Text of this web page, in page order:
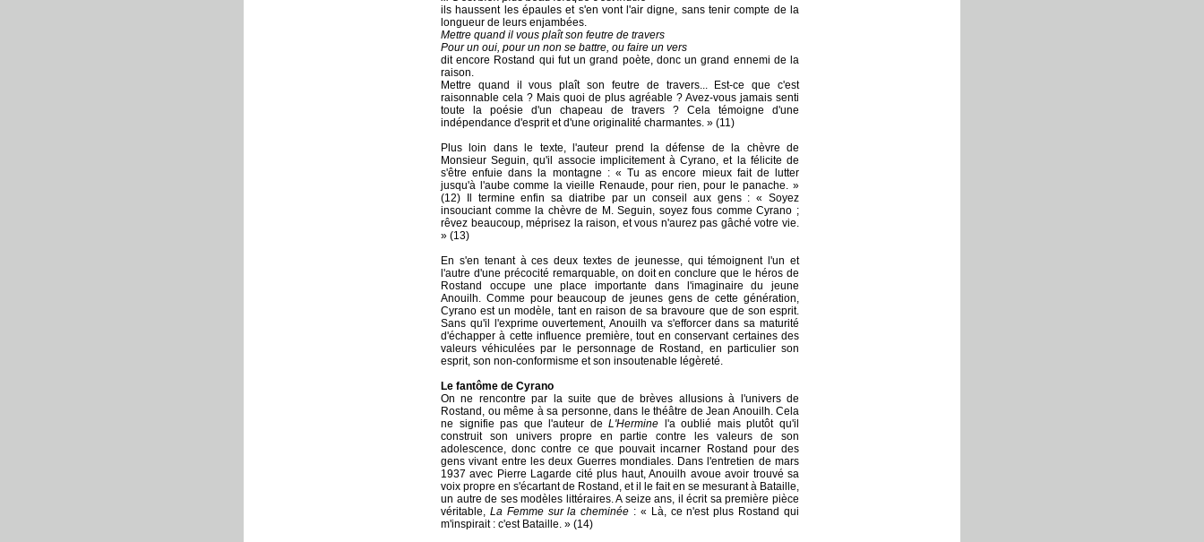
ils haussent les épaules et s'en vont l'air digne, sans tenir compte de la
longueur de leurs enjambées.
Mettre quand il vous plaît son feutre de travers
Pour un oui, pour un non se battre, ou faire un vers
dit encore Rostand qui fut un grand poète, donc un grand ennemi de la
raison.
Mettre quand il vous plaît son feutre de travers... Est-ce que c'est
raisonnable cela ? Mais quoi de plus agréable ? Avez-vous jamais senti
toute la poésie d'un chapeau de travers ? Cela témoigne d'une
indépendance d'esprit et d'une originalité charmantes. » (11)
Plus loin dans le texte, l'auteur prend la défense de la chèvre de
Monsieur Seguin, qu'il associe implicitement à Cyrano, et la félicite de
s'être enfuie dans la montagne : « Tu as encore mieux fait de lutter
jusqu'à l'aube comme la vieille Renaude, pour rien, pour le panache. »
(12) Il termine enfin sa diatribe par un conseil aux gens : « Soyez
insouciant comme la chèvre de M. Seguin, soyez fous comme Cyrano ;
rêvez beaucoup, méprisez la raison, et vous n'aurez pas gâché votre vie.
» (13)
En s'en tenant à ces deux textes de jeunesse, qui témoignent l'un et
l'autre d'une précocité remarquable, on doit en conclure que le héros de
Rostand occupe une place importante dans l'imaginaire du jeune
Anouilh. Comme pour beaucoup de jeunes gens de cette génération,
Cyrano est un modèle, tant en raison de sa bravoure que de son esprit.
Sans qu'il l'exprime ouvertement, Anouilh va s'efforcer dans sa maturité
d'échapper à cette influence première, tout en conservant certaines des
valeurs véhiculées par le personnage de Rostand, en particulier son
esprit, son non-conformisme et son insoutenable légèreté.
Le fantôme de Cyrano
On ne rencontre par la suite que de brèves allusions à l'univers de
Rostand, ou même à sa personne, dans le théâtre de Jean Anouilh. Cela
ne signifie pas que l'auteur deL'Hermine l'a oublié mais plutôt qu'il
construit son univers propre en partie contre les valeurs de son
adolescence, donc contre ce que pouvait incarner Rostand pour des
gens vivant entre les deux Guerres mondiales. Dans l'entretien de mars
1937 avec Pierre Lagarde cité plus haut, Anouilh avoue avoir trouvé sa
voix propre en s'écartant de Rostand, et il le fait en se mesurant à Bataille,
un autre de ses modèles littéraires. A seize ans, il écrit sa première pièce
véritable, La Femme sur la cheminée : « Là, ce n'est plus Rostand qui
m'inspirait : c'est Bataille. » (14)